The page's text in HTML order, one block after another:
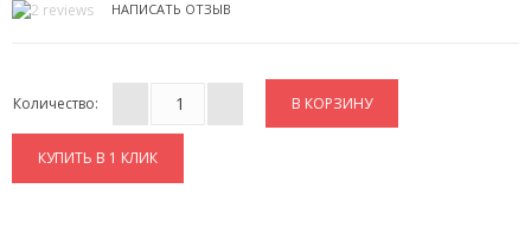
СРЕДСТВА ДЛЯ ДЕПИЛЯЦИИ И ЭПИЛЯЦИИ
КОРРЕКТИРУЮЩЕЕ БЕЛЬЕ
СРЕДСТВА ДЛЯ ПОХУДЕНИЯ
НАПИСАТЬ ОТЗЫВ
Количество:
КУПИТЬ В 1 КЛИК